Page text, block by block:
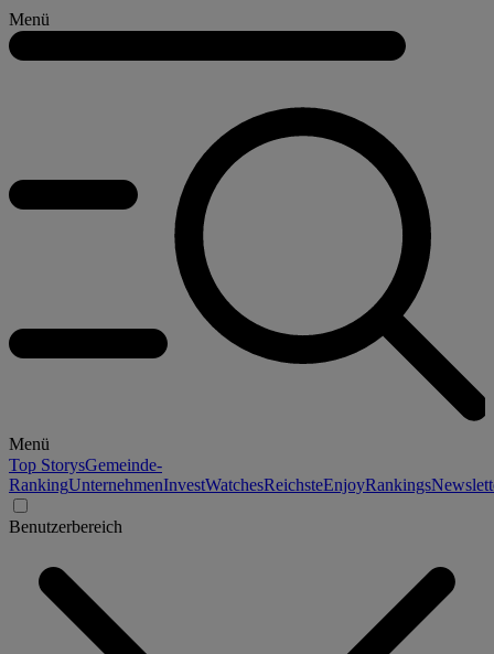
Menü
Menü
Top StorysGemeinde-
RankingUnternehmenInvestWatchesReichsteEnjoyRankings
Benutzerbereich